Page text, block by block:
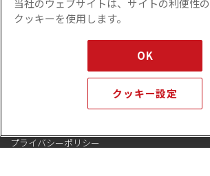
プライバシーポリシー
当社のウェブサイトは、サイトの利便性
クッキーを使用します。
OK
クッキー設定